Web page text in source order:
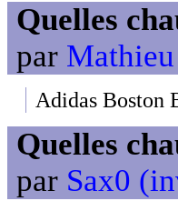
Quelles
par
Adidas Boston
Quelles
par Sax0